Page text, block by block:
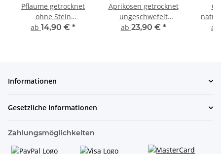
Pflaume getrocknet
ohne Stein
naturbelassen
ab 14,90 € *
Aprikosen getrocknet
ungeschwefelt
naturbelassen
ab 23,90 € *
ab
Informationen
Gesetzliche Informationen
Zahlungsmöglichkeiten